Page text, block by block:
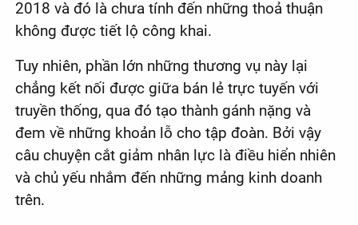
2018 và đó là chưa tính đến những thoả thuận
không được tiết lộ công khai.
Tuy nhiên, phần lớn những thương vụ này lại
chẳng kết nối được giữa bán lẻ trực tuyến với
truyền thống, qua đó tạo thành gánh nặng và
đem về những khoản lỗ cho tập đoàn. Bởi vậy
câu chuyện cắt giảm nhân lực là điều hiển nhiên
và chủ yếu nhắm đến những mảng kinh doanh
trên.